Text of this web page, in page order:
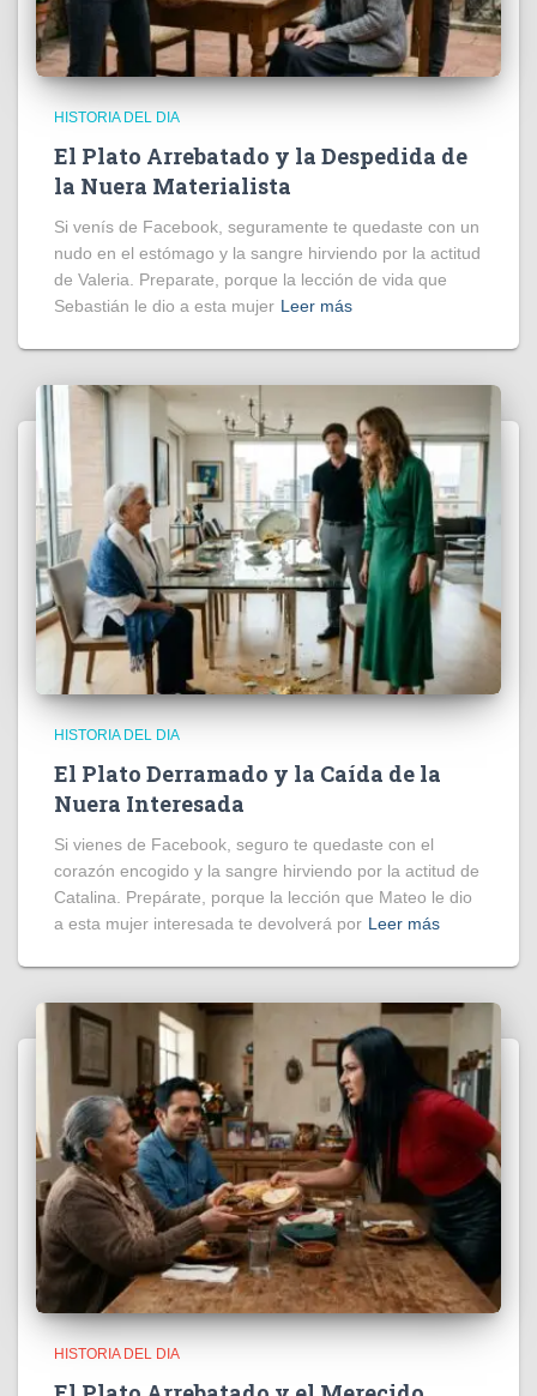
HISTORIA DEL DIA
El Plato Arrebatado y la Despedida de
la Nuera Materialista
Si venís de Facebook, seguramente te quedaste con un
nudo en el estómago y la sangre hirviendo por la actitud
de Valeria. Preparate, porque la lección de vida que
Sebastián le dio a esta mujer Leer más
HISTORIA DEL DIA
El Plato Derramado y la Caída de la
Nuera Interesada
Si vienes de Facebook, seguro te quedaste con el
corazón encogido y la sangre hirviendo por la actitud de
Catalina. Prepárate, porque la lección que Mateo le dio
a esta mujer interesada te devolverá por Leer más
HISTORIA DEL DIA